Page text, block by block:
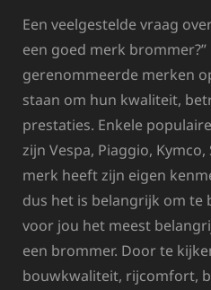
Een veelgestelde vraag
een goed merk
gerenommeerde merken
staan om hun kwaliteit,
prestaties. Enkele
zijn Vespa, Piaggio, Kymco,
merk heeft zijn eigen
dus het is belangrijk om te
voor jou het meest
een brommer. Door te
bouwkwaliteit, rijcomfort,